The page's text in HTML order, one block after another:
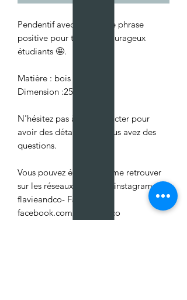
Pendentif avec une petite phrase
positive pour tous nos courageux
étudiants 🤩.
Matière : bois
Dimension :25mm
N'hésitez pas à me contacter pour
avoir des détails ou si vous avez des
questions.
Vous pouvez également me retrouver
sur les réseaux sociaux :- instagram:
flavieandco- Facebook :
facebook.com/flavieandco